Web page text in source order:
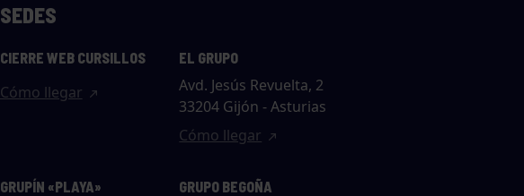
SEDES
CIERRE WEB CURSILLOS
Cómo llegar
EL GRUPO
Avd. Jesús Revuelta, 2
33204 Gijón - Asturias
Cómo llegar
GRUPÍN «PLAYA» GRUPO BEGOÑA